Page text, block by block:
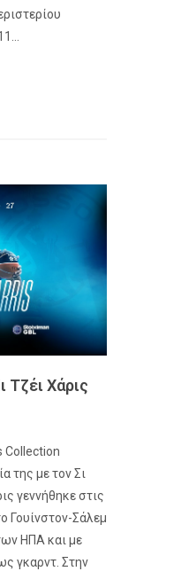
Τζέι Χάρις
Collection
της με τον Σι
γεννήθηκε στις
Γουίνστον-Σάλεμ
ΗΠΑ και με
γκαρντ. Στην